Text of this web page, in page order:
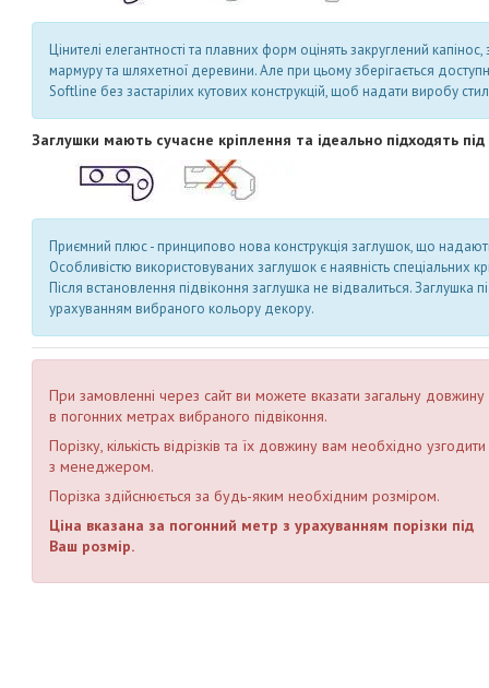
Цінителі елегантності та плавних форм оцінять закруглений
мармуру та шляхетної деревини. Але при цьому зберігається
Softline без застарілих кутових конструкцій, щоб надати виробу
Заглушки мають сучасне кріплення та ідеально підходять під
Приємний плюс - принципово нова конструкція заглушок, що
Особливістю використовуваних заглушок є наявність спеціальних
Після встановлення підвіконня заглушка не відвалиться.
урахуванням вибраного кольору декору.
При замовленні через сайт ви можете вказати загальну довжину
в погонних метрах вибраного підвіконня.
Порізку, кількість відрізків та їх довжину вам необхідно узгодити
з менеджером.
Порізка здійснюється за будь-яким необхідним розміром.
Ціна вказана за погонний метр з урахуванням порізки під
Ваш розмір.